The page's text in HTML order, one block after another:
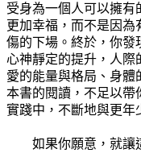
受身為一個人可以擁有
更加幸福，而不是因
傷的下場。終於，你發
心神靜定的提升，人際
愛的能量與格局、身
本書的閱讀，不足以帶
實踐中，不斷地與更年
如果你願意，就讓這